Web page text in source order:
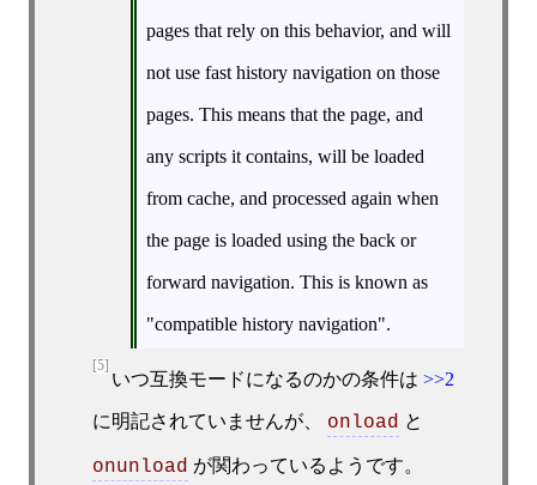
pages that rely on this behavior, and will
not use fast history navigation on those
pages. This means that the page, and
any scripts it contains, will be loaded
from cache, and processed again when
the page is loaded using the back or
forward navigation. This is known as
"compatible history navigation".
[5]
いつ互換モードになるのかの条件は >>2
に明記されていませんが、 onload と
onunload が関わっているようです。